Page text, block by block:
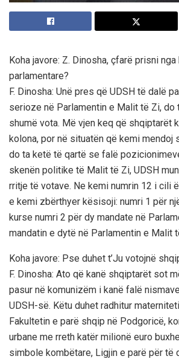
Koha javore: Z. Dinosha, çfarë prisni
parlamentare?
F. Dinosha: Unë pres që UDSH të dalë
serioze në Parlamentin e Malit të Zi, do
shumë vota. Më vjen keq që shqiptarët
kolona, por në situatën që kemi mendoj
do ta ketë të qartë se falë
skenën politike të Malit të Zi, UDSH
rritje të votave. Ne kemi numrin 12 i cili
e kemi zbërthyer kësisoji: numri 1 për
kurse numri 2 për dy mandate në
mandatin e dytë në Parlamentin e Malit
Koha javore: Pse duhet t’Ju votojnë
F. Dinosha: Ato që kanë shqiptarët sot
pasur në komunizëm i kanë falë
UDSH-së. Këtu duhet radhitur
Fakultetin e parë shqip në Podgoricë,
urbane me rreth katër milionë euro
simbole kombëtare, Ligjin e parë për të